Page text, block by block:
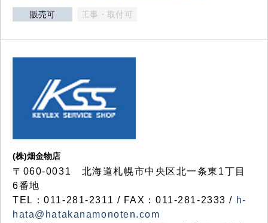
販売可 工事・取付可
(株)畑金物店
〒060-0031 北海道札幌市中央区北一条東1丁目
6番地
TEL：011-281-2311 / FAX：011-281-2333 / h-
hata@hatakanamonoten.com